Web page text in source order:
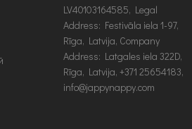
LV40103164585, Legal
Address: Festivāla iela 1-97,
Rīga, Latvija, Company
Address: Latgales iela 322D,
Rīga, Latvija, +371 25654183,
info@jappynappy.com